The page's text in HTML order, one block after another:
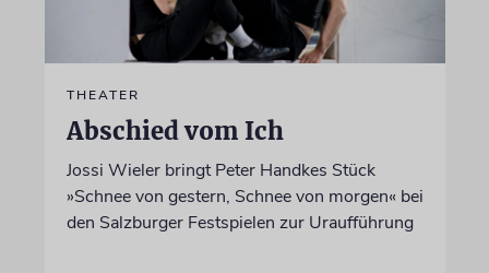
THEATER
Abschied vom Ich
Jossi Wieler bringt Peter Handkes Stück
»Schnee von gestern, Schnee von morgen« bei
den Salzburger Festspielen zur Uraufführung